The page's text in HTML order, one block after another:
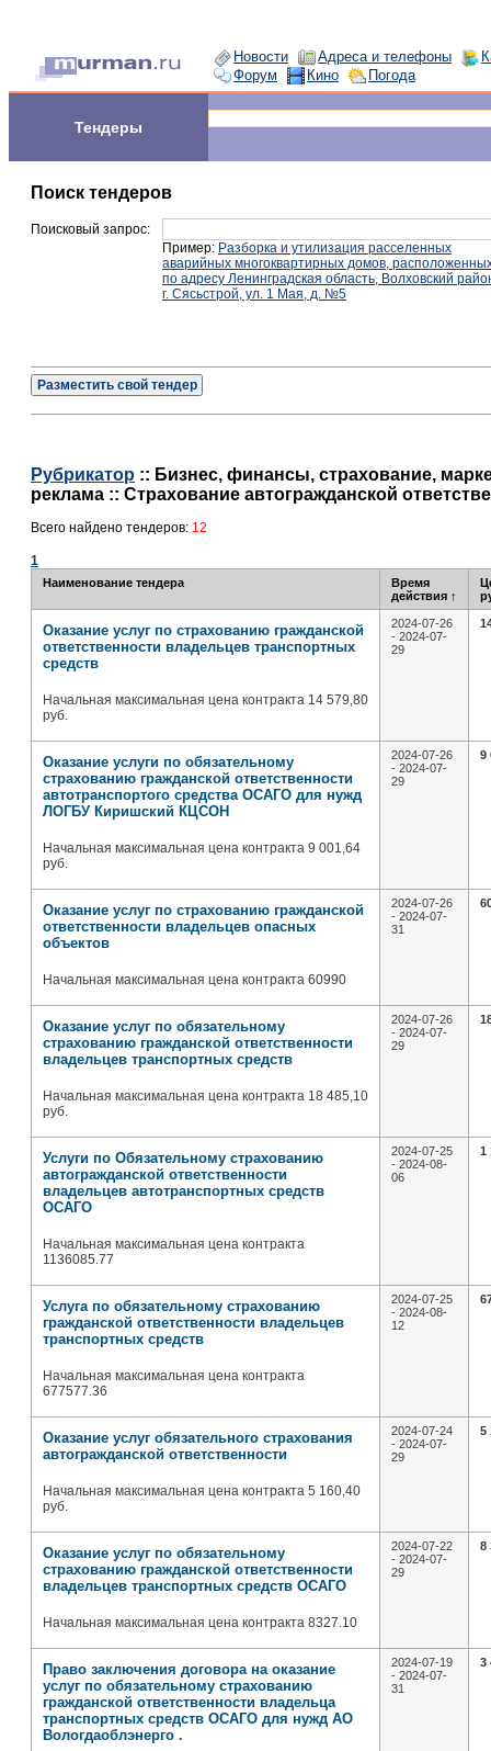
Новости Адреса и телефоны
Форум
Кино Погода
Тендеры
Поиск тендеров
Поисковый запрос:
Пример: Разборка и утилизация расселенных
аварийных многоквартирных домов,
по адресу Ленинградская область, Волховский
г. Сясьстрой, ул. 1 Мая, д. №5
Разместить свой тендер
Рубрикатор :: Бизнес, финансы, страхование,
реклама :: Страхование автогражданской
Всего найдено тендеров: 12
1
Наименование тендера
Время
действия ↑
Оказание услуг по страхованию гражданской
ответственности владельцев транспортных
средств
Начальная максимальная цена контракта 14 579,80
руб.
2024-07-26
- 2024-07-
29
Оказание услуги по обязательному
страхованию гражданской ответственности
автотранспортого средства ОСАГО для нужд
ЛОГБУ Киришский КЦСОН
Начальная максимальная цена контракта 9 001,64
руб.
2024-07-26
- 2024-07-
29
9
Оказание услуг по страхованию гражданской
ответственности владельцев опасных
объектов
Начальная максимальная цена контракта 60990
2024-07-26
- 2024-07-
31
Оказание услуг по обязательному
страхованию гражданской ответственности
владельцев транспортных средств
Начальная максимальная цена контракта 18 485,10
руб.
2024-07-26
- 2024-07-
29
Услуги по Обязательному страхованию
автогражданской ответственности
владельцев автотранспортных средств
ОСАГО
Начальная максимальная цена контракта
1136085.77
2024-07-25
- 2024-08-
06
1
Услуга по обязательному страхованию
гражданской ответственности владельцев
транспортных средств
Начальная максимальная цена контракта
677577.36
2024-07-25
- 2024-08-
12
Оказание услуг обязательного страхования
автогражданской ответственности
Начальная максимальная цена контракта 5 160,40
руб.
2024-07-24
- 2024-07-
29
5
Оказание услуг по обязательному
страхованию гражданской ответственности
владельцев транспортных средств ОСАГО
Начальная максимальная цена контракта 8327.10
2024-07-22
- 2024-07-
29
8
Право заключения договора на оказание
услуг по обязательному страхованию
гражданской ответственности владельца
транспортных средств ОСАГО для нужд АО
Вологдаоблэнерго .
2024-07-19
- 2024-07-
31
3